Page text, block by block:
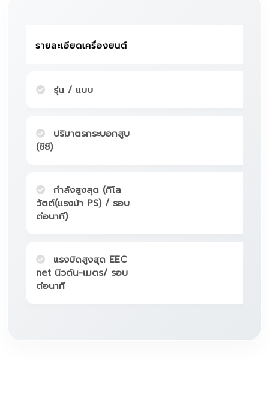
รายละเอียดเครื่องยนต์
รุ่น / แบบ
ปริมาตรกระบอกสูบ
(ซีซี)
กำลังสูงสุด (กิโล
วัตต์(แรงม้า PS) / รอบ
ต่อนาที)
แรงบิดสูงสุด EEC
net นิวตัน-เมตร/ รอบ
ต่อนาที